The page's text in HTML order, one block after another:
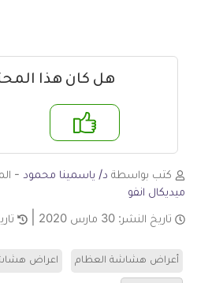
هل كان هذا
لا
كتب بواسطة د/ ياسمينا محمود -
ميديكال انفو
تاريخ النشر: 30 مارس 2020
أعراض هشاشة العظام اعراض